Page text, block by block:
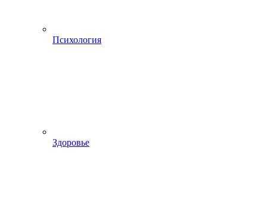
Психология
Здоровье